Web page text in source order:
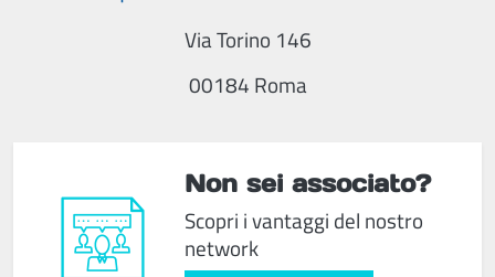
Non sei associato?
Scopri i vantaggi del nostro
network
Via Torino 146
00184 Roma